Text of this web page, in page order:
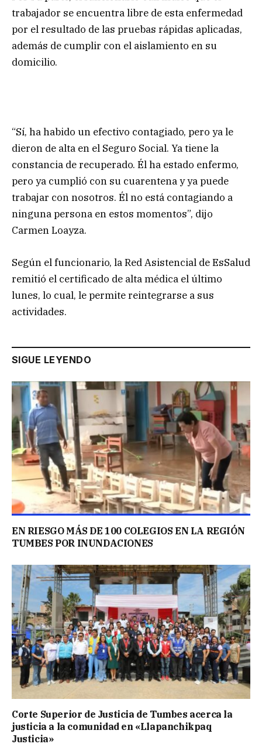
trabajador se encuentra libre de esta enfermedad
por el resultado de las pruebas rápidas aplicadas,
además de cumplir con el aislamiento en su
domicilio.
“Sí, ha habido un efectivo contagiado, pero ya le
dieron de alta en el Seguro Social. Ya tiene la
constancia de recuperado. Él ha estado enfermo,
pero ya cumplió con su cuarentena y ya puede
trabajar con nosotros. Él no está contagiando a
ninguna persona en estos momentos”, dijo
Carmen Loayza.
Según el funcionario, la Red Asistencial de EsSalud
remitió el certificado de alta médica el último
lunes, lo cual, le permite reintegrarse a sus
actividades.
SIGUE LEYENDO
EN RIESGO MÁS DE 100 COLEGIOS EN LA REGIÓN
TUMBES POR INUNDACIONES
Corte Superior de Justicia de Tumbes acerca la
justicia a la comunidad en «Llapanchikpaq
Justicia»